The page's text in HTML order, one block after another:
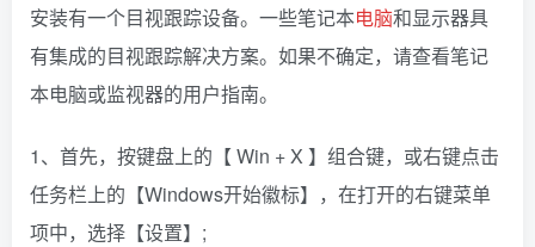
安装有一个目视跟踪设备。一些笔记本电脑和显示器具
有集成的目视跟踪解决方案。如果不确定，请查看笔记
本电脑或监视器的用户指南。
1、首先，按键盘上的【 Win + X 】组合键，或右键点击
任务栏上的【Windows开始徽标】，在打开的右键菜单
项中，选择【设置】;